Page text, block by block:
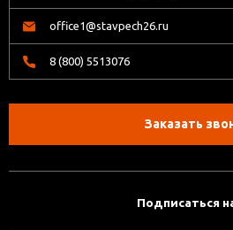
office1@stavpech26.ru
8 (800) 5513076
Заказать
Подписаться